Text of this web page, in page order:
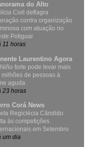
do Alto
Civil deflagra
contra organização
com atuação no
Potiguar
11 horas
Laurentino Agora
forte pode levar mais
milhões de pessoas à
aguda
23 horas
Corá News
Regiclécia Cândido
às competições
em Setembro
um dia